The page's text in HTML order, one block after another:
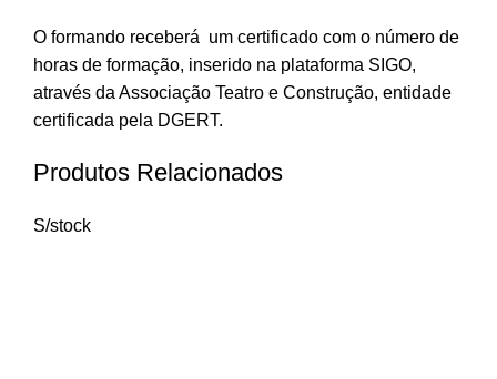
O formando receberá um certificado com o número de
horas de formação, inserido na plataforma SIGO,
através da Associação Teatro e Construção, entidade
certificada pela DGERT.
Produtos Relacionados
S/stock